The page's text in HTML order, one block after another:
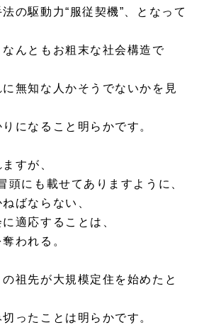
の駆動力“服従契機”、となって
んともお粗末な社会構造で
無知な人かそうでないかを見
になること明らかです。
すが、
頭にも載せてありますように、
ばならない、
適応することは、
われる。
祖先が大規模定住を始めたと
ったことは明らかです。